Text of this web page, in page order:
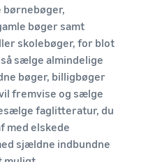
bøger samt
skolebøger, for blot
sælge almindelige
bøger, billigbøger
fremvise og sælge
faglitteratur, du
med elskede
sjældne indbundne